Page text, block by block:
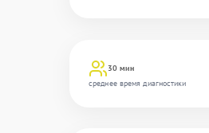
30 мин
среднее время диагностики